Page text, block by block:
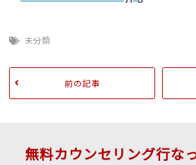
未分類
前の記事
無料カウンセリング行な